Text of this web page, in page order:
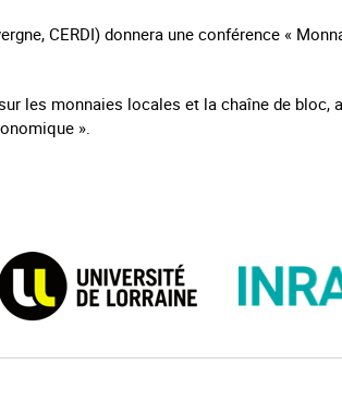
CERDI) donnera une conférence «
les monnaies locales et la chaîne de bloc,
».